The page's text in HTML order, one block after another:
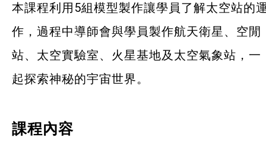
本課程利用5組模型製作讓學員了解太空站的
作，過程中導師會與學員製作航天衛星、空閒
站、太空實驗室、火星基地及太空氣象站，一
起探索神秘的宇宙世界。
課程內容